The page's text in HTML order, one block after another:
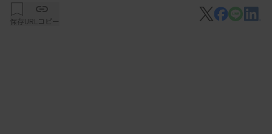
伝子変異の有無を調べた。その結果、耐性菌
保存URLコピー